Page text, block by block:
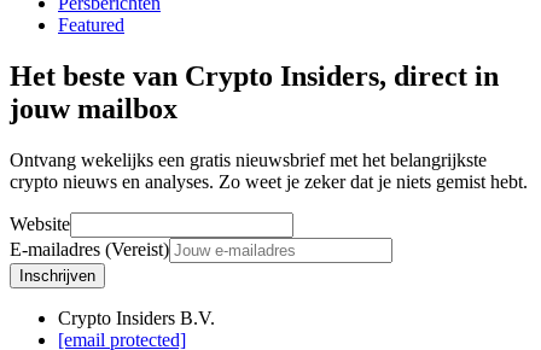
Featured
Het beste van Crypto Insiders, direct in
jouw mailbox
Ontvang wekelijks een gratis nieuwsbrief met het belangrijkste
crypto nieuws en analyses. Zo weet je zeker dat je niets gemist hebt.
Website
E-mailadres (Vereist)
Inschrijven
Crypto Insiders B.V.
[email protected]